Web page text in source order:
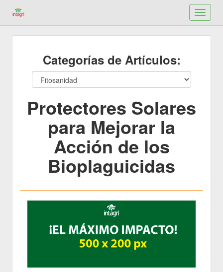
Toggle
Categorías de Artículos:
Protectores Solares
para Mejorar la
Acción de los
Bioplaguicidas